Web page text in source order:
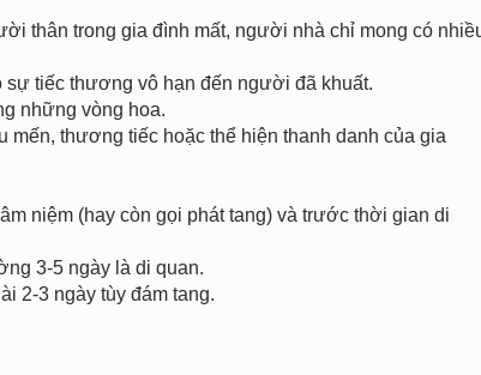
thân trong gia đình mất, người nhà chỉ mong có
tiếc thương vô hạn đến người đã khuất.
những vòng hoa.
thương tiếc hoặc thể hiện thanh danh của gia
niệm (hay còn gọi phát tang) và trước thời gian di
3-5 ngày là di quan.
2-3 ngày tùy đám tang.